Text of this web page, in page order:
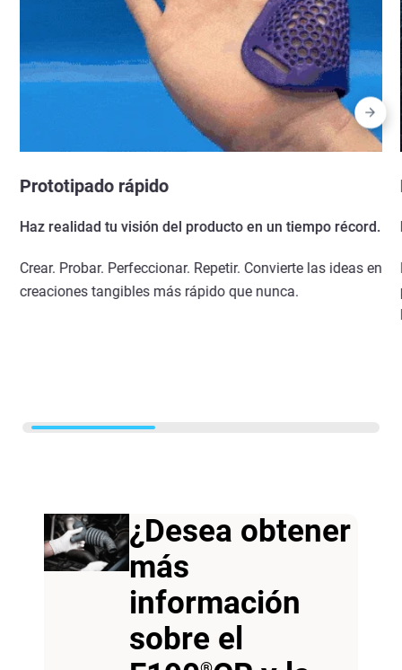
Prototipado rápido
Haz realidad tu visión del producto en un tiempo récord.
Crear. Probar. Perfeccionar. Repetir. Convierte las ideas en
creaciones tangibles más rápido que nunca.
¿Desea obtener
más
información
sobre el